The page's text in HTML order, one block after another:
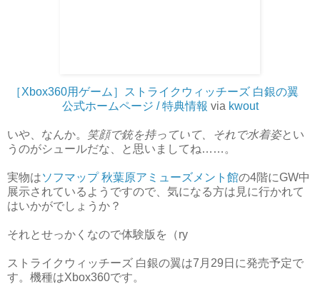
［Xbox360用ゲーム］ストライクウィッチーズ 白銀の翼
公式ホームページ / 特典情報 via kwout
いや、なんか。 笑顔で銃を持っていて、それで水着姿とい
うのがシュールだな、と思いましてね……。
実物はソフマップ 秋葉原アミューズメント館の4階にGW中
展示されているようですので、気になる方は見に行かれて
はいかがでしょうか？
それとせっかくなので体験版を（ry
ストライクウィッチーズ 白銀の翼は7月29日に発売予定で
す。機種はXbox360です。